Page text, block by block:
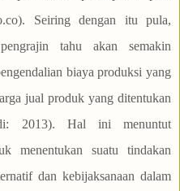
Seiring dengan itu pula,
tahu akan semakin
biaya produksi yang
jual produk yang ditentukan
2013). Hal ini menuntut
menentukan suatu tindakan
dan kebijaksanaan dalam